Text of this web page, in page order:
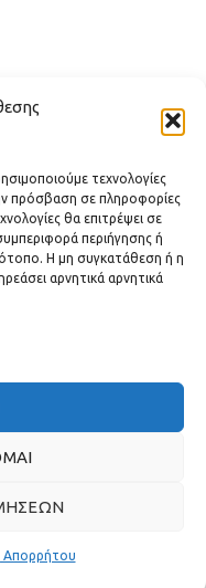
τεχνολογίες
πρόσβαση σε πληροφορίες
θα επιτρέψει σε
περιήγησης ή
Η μη συγκατάθεση ή η
αρνητικά αρνητικά